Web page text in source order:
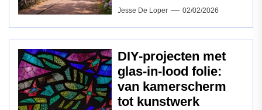
Jesse De Loper 02/02/2026
DIY-projecten met
glas-in-lood folie:
van kamerscherm
tot kunstwerk